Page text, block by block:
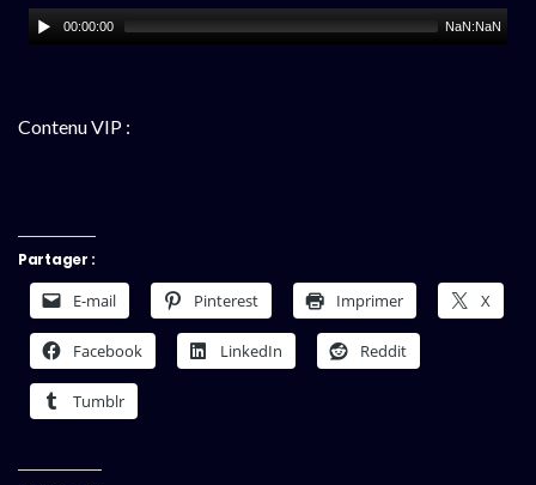
00:00:00 NaN:NaN
Contenu VIP :
Partager :
E-mail Pinterest Imprimer X
Facebook LinkedIn Reddit
Tumblr